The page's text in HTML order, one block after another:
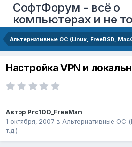
СофтФорум - всё о
компьютерах и не
Альтернативные ОС (Linux, FreeBSD,
Настройка VPN и
Автор Pro100_FreeMan
1 октября, 2007 в Альтернативные ОС
т.д.)